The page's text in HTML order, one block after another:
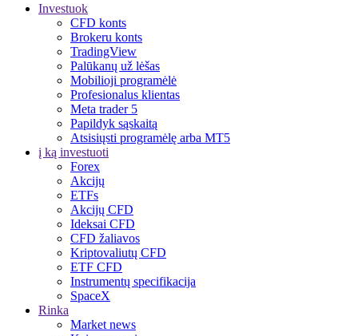
Investuok
CFD konts
Brokeru konts
TradingView
Palūkanų už lėšas
Mobilioji programėlė
Profesionalus klientas
Meta trader 5
Papildyk sąskaitą
Atsisiųsti programėlę arba MT5
į ką investuoti
Forex
Akcijų
ETFs
Akcijų CFD
Ideksai CFD
CFD žaliavos
Kriptovaliutų CFD
ETF CFD
Instrumentų specifikacija
SpaceX
Rinka
Market news